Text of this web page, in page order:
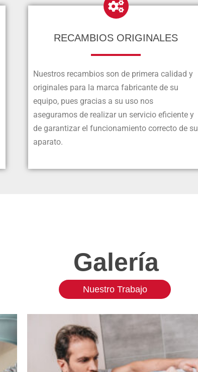
RECAMBIOS ORIGINALES
Nuestros recambios son de primera calidad y
originales para la marca fabricante de su
equipo, pues gracias a su uso nos
aseguramos de realizar un servicio eficiente y
de garantizar el funcionamiento correcto de su
aparato.
Galería
Nuestro Trabajo